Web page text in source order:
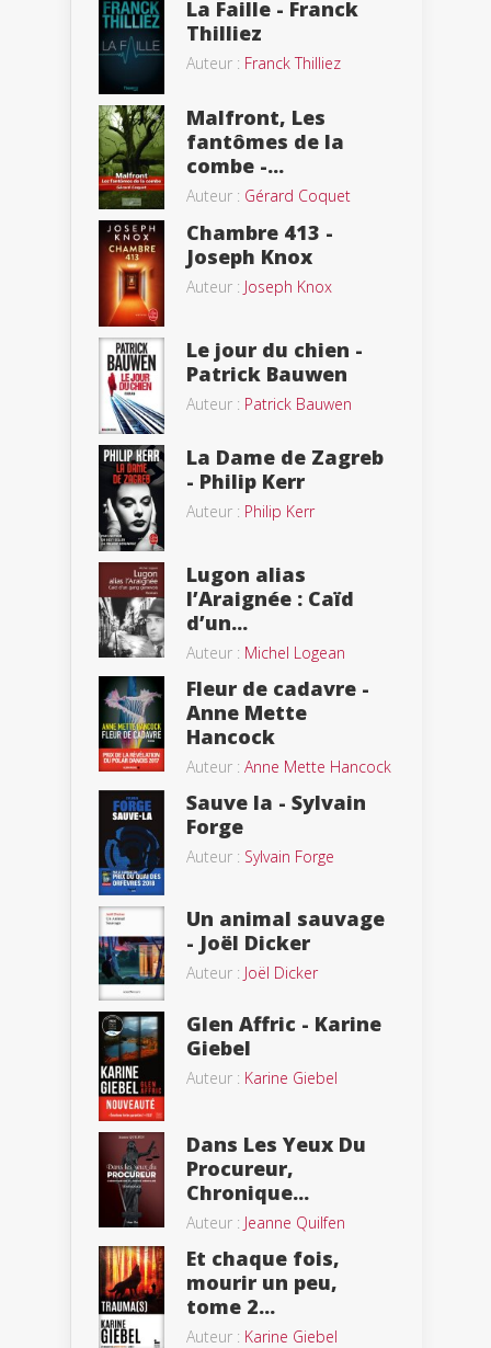
La Faille - Franck
Thilliez
Auteur : Franck Thilliez
Malfront, Les
fantômes de la
combe -...
Auteur : Gérard Coquet
Chambre 413 -
Joseph Knox
Auteur : Joseph Knox
Le jour du chien -
Patrick Bauwen
Auteur : Patrick Bauwen
La Dame de Zagreb
- Philip Kerr
Auteur : Philip Kerr
Lugon alias
l’Araignée : Caïd
d’un...
Auteur : Michel Logean
Fleur de cadavre -
Anne Mette
Hancock
Auteur : Anne Mette Hancock
Sauve la - Sylvain
Forge
Auteur : Sylvain Forge
Un animal sauvage
- Joël Dicker
Auteur : Joël Dicker
Glen Affric - Karine
Giebel
Auteur : Karine Giebel
Dans Les Yeux Du
Procureur,
Chronique...
Auteur : Jeanne Quilfen
Et chaque fois,
mourir un peu,
tome 2...
Auteur : Karine Giebel